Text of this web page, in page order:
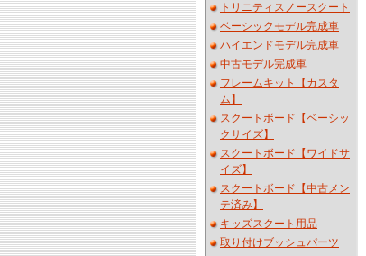
トリニティスノースクート
ベーシックモデル完成車
ハイエンドモデル完成車
中古モデル完成車
フレームキット【カスタ
ム】
スクートボード【ベーシッ
クサイズ】
スクートボード【ワイドサ
イズ】
スクートボード【中古メン
テ済み】
キッズスクート用品
取り付けブッシュパーツ